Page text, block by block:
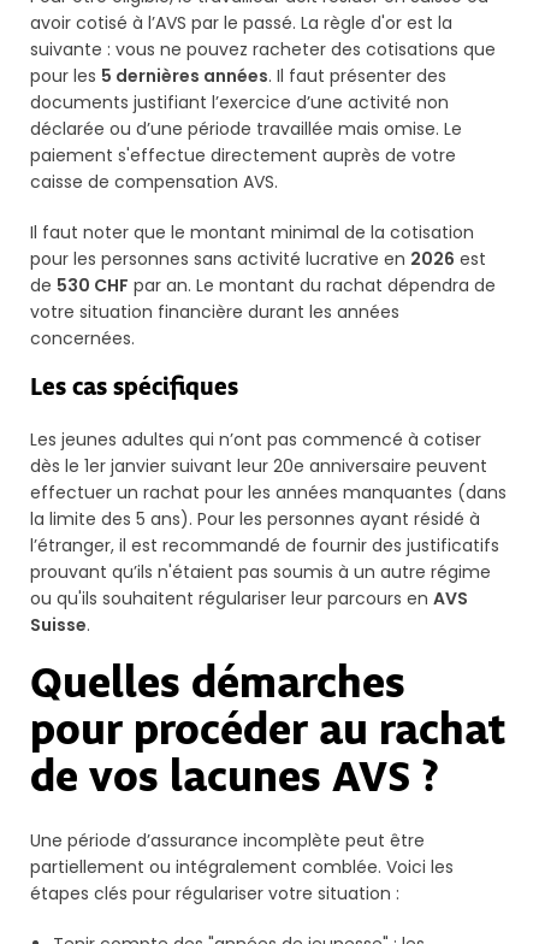
avoir cotisé à l’AVS par le passé. La règle d'or est la
suivante : vous ne pouvez racheter des cotisations que
pour les 5 dernières années. Il faut présenter des
documents justifiant l’exercice d’une activité non
déclarée ou d’une période travaillée mais omise. Le
paiement s'effectue directement auprès de votre
caisse de compensation AVS.
Il faut noter que le montant minimal de la cotisation
pour les personnes sans activité lucrative en 2026 est
de 530 CHF par an. Le montant du rachat dépendra de
votre situation financière durant les années
concernées.
Les cas spécifiques
Les jeunes adultes qui n’ont pas commencé à cotiser
dès le 1er janvier suivant leur 20e anniversaire peuvent
effectuer un rachat pour les années manquantes (dans
la limite des 5 ans). Pour les personnes ayant résidé à
l’étranger, il est recommandé de fournir des justificatifs
prouvant qu’ils n'étaient pas soumis à un autre régime
ou qu'ils souhaitent régulariser leur parcours en AVS
Suisse.
Quelles démarches
pour procéder au rachat
de vos lacunes AVS ?
Une période d’assurance incomplète peut être
partiellement ou intégralement comblée. Voici les
étapes clés pour régulariser votre situation :